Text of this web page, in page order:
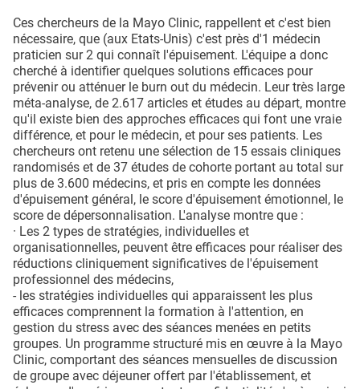
Ces chercheurs de la Mayo Clinic, rappellent et c'est bien
nécessaire, que (aux Etats-Unis) c'est près d'1 médecin
praticien sur 2 qui connaît l'épuisement. L'équipe a donc
cherché à identifier quelques solutions efficaces pour
prévenir ou atténuer le burn out du médecin. Leur très large
méta-analyse, de 2.617 articles et études au départ, montre
qu'il existe bien des approches efficaces qui font une vraie
différence, et pour le médecin, et pour ses patients. Les
chercheurs ont retenu une sélection de 15 essais cliniques
randomisés et de 37 études de cohorte portant au total sur
plus de 3.600 médecins, et pris en compte les données
d'épuisement général, le score d'épuisement émotionnel, le
score de dépersonnalisation. L'analyse montre que :
· Les 2 types de stratégies, individuelles et
organisationnelles, peuvent être efficaces pour réaliser des
réductions cliniquement significatives de l'épuisement
professionnel des médecins,
- les stratégies individuelles qui apparaissent les plus
efficaces comprennent la formation à l'attention, en
gestion du stress avec des séances menées en petits
groupes. Un programme structuré mis en œuvre à la Mayo
Clinic, comportant des séances mensuelles de discussion
de groupe avec déjeuner offert par l'établissement, et